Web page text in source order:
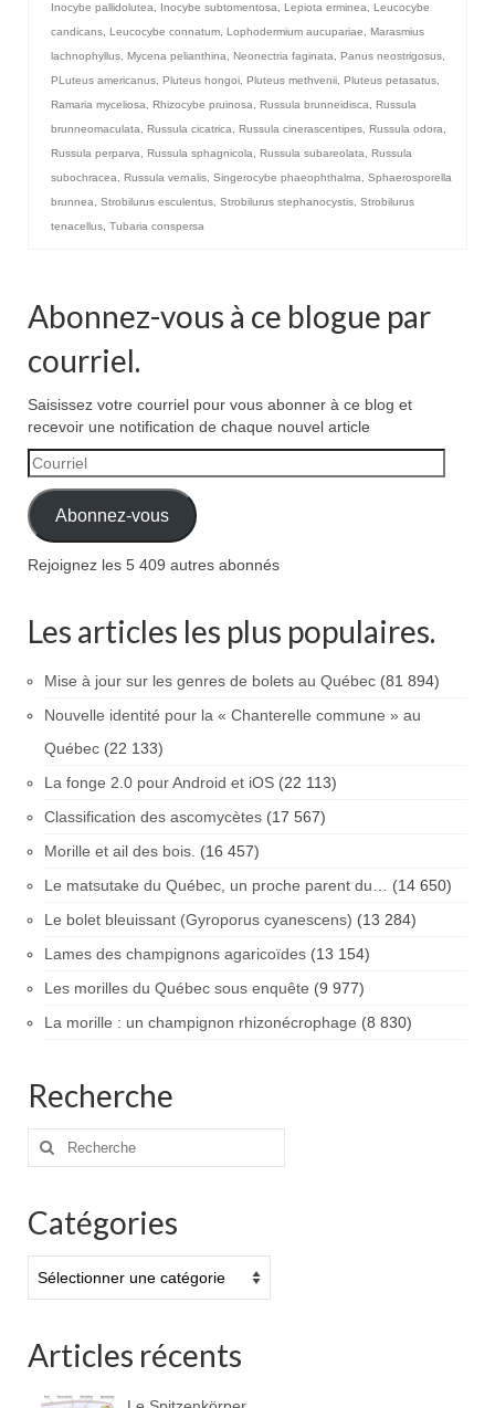
Inocybe pallidolutea, Inocybe subtomentosa, Lepiota erminea, Leucocybe
candicans, Leucocybe connatum, Lophodermium aucupariae, Marasmius
lachnophyllus, Mycena pelianthina, Neonectria faginata, Panus neostrigosus,
PLuteus americanus, Pluteus hongoi, Pluteus methvenii, Pluteus petasatus,
Ramaria myceliosa, Rhizocybe pruinosa, Russula brunneidisca, Russula
brunneomaculata, Russula cicatrica, Russula cinerascentipes, Russula odora,
Russula perparva, Russula sphagnicola, Russula subareolata, Russula
subochracea, Russula vernalis, Singerocybe phaeophthalma, Sphaerosporella
brunnea, Strobilurus esculentus, Strobilurus stephanocystis, Strobilurus
tenacellus, Tubaria conspersa
Abonnez-vous à ce blogue par
courriel.
Saisissez votre courriel pour vous abonner à ce blog et
recevoir une notification de chaque nouvel article
Courriel
Abonnez-vous
Rejoignez les 5 409 autres abonnés
Les articles les plus populaires.
Mise à jour sur les genres de bolets au Québec (81 894)
Nouvelle identité pour la « Chanterelle commune » au
Québec (22 133)
La fonge 2.0 pour Android et iOS (22 113)
Classification des ascomycètes (17 567)
Morille et ail des bois. (16 457)
Le matsutake du Québec, un proche parent du… (14 650)
Le bolet bleuissant (Gyroporus cyanescens) (13 284)
Lames des champignons agaricoïdes (13 154)
Les morilles du Québec sous enquête (9 977)
La morille : un champignon rhizonécrophage (8 830)
Recherche
Rechercher
Catégories
Articles récents